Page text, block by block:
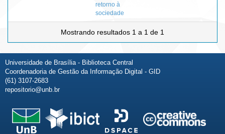
retorno à
sociedade
Mostrando resultados 1 a 1 de 1
Universidade de Brasília - Biblioteca Central
Coordenadoria de Gestão da Informação Digital - GID
(61) 3107-2683
repositorio@unb.br